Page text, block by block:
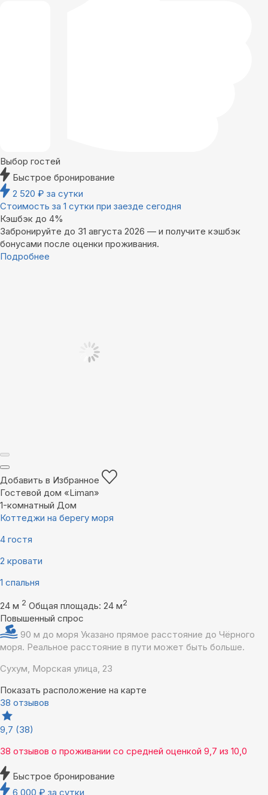
Выбор гостей
Быстрое бронирование
2 520 ₽ за сутки
Стоимость за 1 сутки при заезде сегодня
Кэшбэк до 4%
Забронируйте до 31 августа 2026 — и получите кэшбэк
бонусами после оценки проживания.
Подробнее
Добавить в Избранное
Гостевой дом «Liman»
1-комнатный Дом
Коттеджи на берегу моря
4 гостя
2 кровати
1 спальня
24 м 2 Общая площадь: 24 м2
Повышенный спрос
90 м до моря Указано прямое расстояние до Чёрного
моря. Реальное расстояние в пути может быть больше.
Сухум, Морская улица, 23
Показать расположение на карте
38 отзывов
9,7 (38)
38 отзывов о проживании со средней оценкой 9,7 из 10,0
Быстрое бронирование
6 000 ₽ за сутки